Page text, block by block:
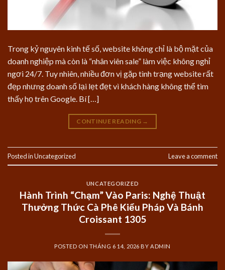
Trong kỷ nguyên kinh tế số, website không chỉ là bộ mặt của
doanh nghiệp mà còn là “nhân viên sale” làm việc không nghỉ
ngơi 24/7. Tuy nhiên, nhiều đơn vị gặp tình trạng website rất
đẹp nhưng doanh số lại lẹt đẹt vì khách hàng không thể tìm
thấy họ trên Google. Bí […]
CONTINUE READING →
Posted inUncategorized Leave a comment
UNCATEGORIZED
Hành Trình “Chạm” Vào Paris: Nghệ Thuật
Thưởng Thức Cà Phê Kiểu Pháp Và Bánh
Croissant 1305
POSTED ON THÁNG 6 14, 2026 BY ADMIN